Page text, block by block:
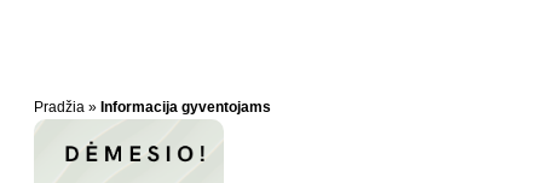
Pradžia » Informacija gyventojams